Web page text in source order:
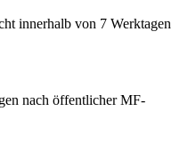
innerhalb von 7 Werktagen
nach öffentlicher MF-